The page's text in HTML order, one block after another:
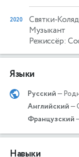
2020 Святки-
Музыкант
Режиссёр:
Языки
Русский—
Английский—
Французский
Навыки